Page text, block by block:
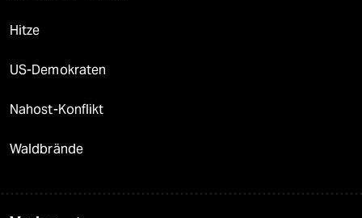
Hitze
US-Demokraten
Nahost-Konflikt
Waldbrände